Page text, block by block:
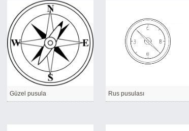
Güzel pusula Rus pusulası